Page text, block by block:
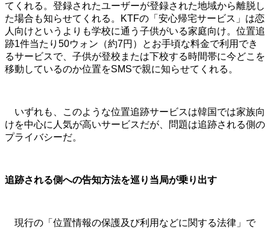
てくれる。登録されたユーザーが登録された地域から離脱し
た場合も知らせてくれる。KTFの「安心帰宅サービス」は恋
人向けというよりも学校に通う子供がいる家庭向け。位置追
跡1件当たり50ウォン（約7円）とお手頃な料金で利用でき
るサービスで、子供が登校または下校する時間帯に今どこを
移動しているのか位置をSMSで親に知らせてくれる。
いずれも、このような位置追跡サービスは韓国では家族向
けを中心に人気が高いサービスだが、問題は追跡される側の
プライバシーだ。
追跡される側への告知方法を巡り当局が乗り出す
現行の「位置情報の保護及び利用などに関する法律」で